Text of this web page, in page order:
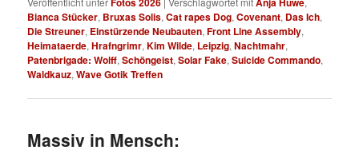
Bianca Stücker, Bruxas Solis,Cat rapes Dog,Covenant, Das Ich,
Die Streuner, Einstürzende Neubauten,Front Line Assembly,
Heimataerde,Hrafngrimr,Kim Wilde, Leipzig,Nachtmahr,
Patenbrigade: Wolff,Schöngeist,Solar Fake,Suicide Commando,
Waldkauz,Wave Gotik Treffen
Massiv in Mensch: